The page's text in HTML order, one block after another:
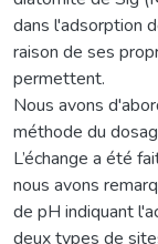
dans l'adsorption
raison de ses
permettent.
Nous avons
méthode du
L’échange a été
nous avons
de pH indiquant
deux types de